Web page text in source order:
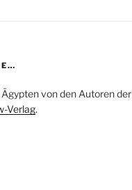
von den Autoren der
Verlag.